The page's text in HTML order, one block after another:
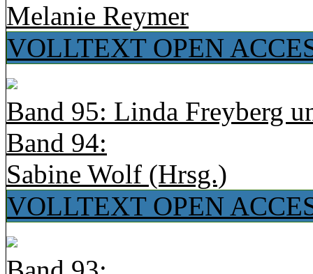
Melanie Reymer
VOLLTEXT OPEN
Band 95: Linda Freyberg
Band 94:
Sabine Wolf (Hrsg.)
VOLLTEXT OPEN